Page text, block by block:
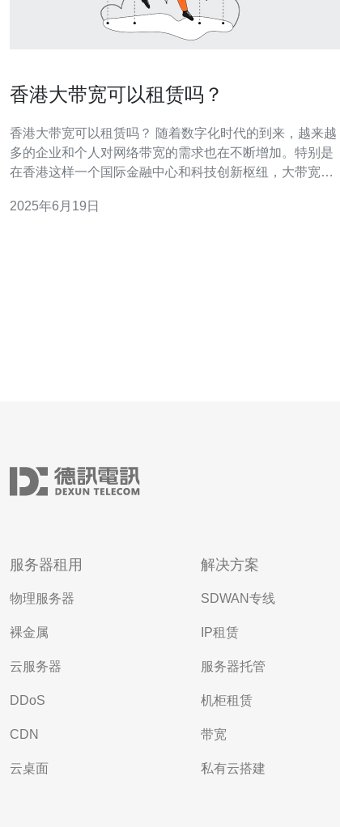
香港大带宽可以租赁吗？
香港大带宽可以租赁吗？ 随着数字化时代的到来，越来越
多的企业和个人对网络带宽的需求也在不断增加。特别是
在香港这样一个国际金融中心和科技创新枢纽，大带宽的
香港大带宽来满足他们的业务需求。 香港作为亚洲的网络
2025年6月19日
服务器租用
物理服务器
裸金属
云服务器
DDoS
CDN
云桌面
解决方案
SDWAN专线
IP租赁
服务器托管
机柜租赁
带宽
私有云搭建